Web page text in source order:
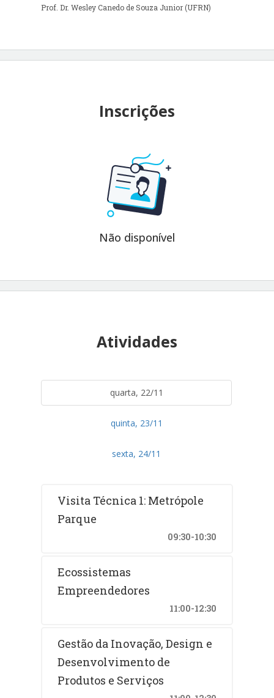
Prof. Dr. Wesley Canedo de Souza Junior (UFRN)
Inscrições
Não disponível
Atividades
quarta, 22/11
quinta, 23/11
sexta, 24/11
Visita Técnica 1: Metrópole
Parque
09:30-10:30
Ecossistemas
Empreendedores
11:00-12:30
Gestão da Inovação, Design e
Desenvolvimento de
Produtos e Serviços